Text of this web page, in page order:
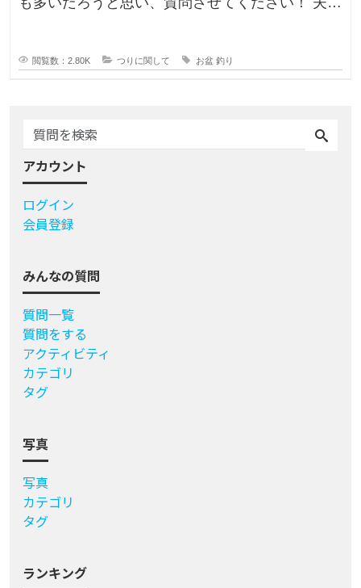
閲覧数：2.80K つりに関して お盆 釣り
アカウント
ログイン
会員登録
みんなの質問
質問一覧
質問をする
アクティビティ
カテゴリ
タグ
写真
写真
カテゴリ
タグ
ランキング